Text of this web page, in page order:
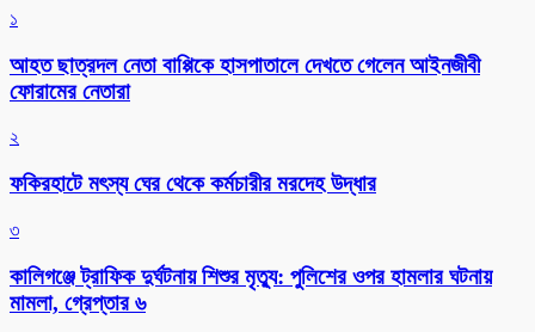
১
আহত ছাত্রদল নেতা বাপ্পিকে হাসপাতালে দেখতে গেলেন আইনজীবী
ফোরামের নেতারা
২
ফকিরহাটে মৎস্য ঘের থেকে কর্মচারীর মরদেহ উদ্ধার
৩
কালিগঞ্জে ট্রাফিক দুর্ঘটনায় শিশুর মৃত্যু: পুলিশের ওপর হামলার ঘটনায়
মামলা, গ্রেপ্তার ৬